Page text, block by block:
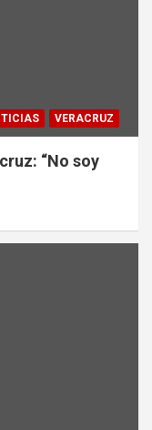
VERACRUZ
“No soy